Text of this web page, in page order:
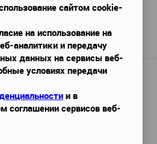
Подробнее
Дверное обрамление Перфект D3035
сайтом cookie-
на использование на
аналитики и передачу
данных на сервисы веб-
условиях передачи
и в
соглашении сервисов веб-